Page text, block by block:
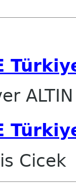
ALTIN
Cicek